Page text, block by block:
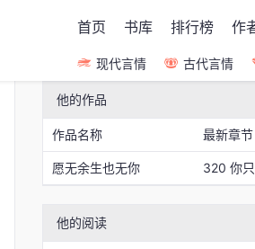
首页 书库 排行榜 作
现代言情 古代言情
他的作品
作品名称 最新章节
愿无余生也无你 320 你
他的阅读